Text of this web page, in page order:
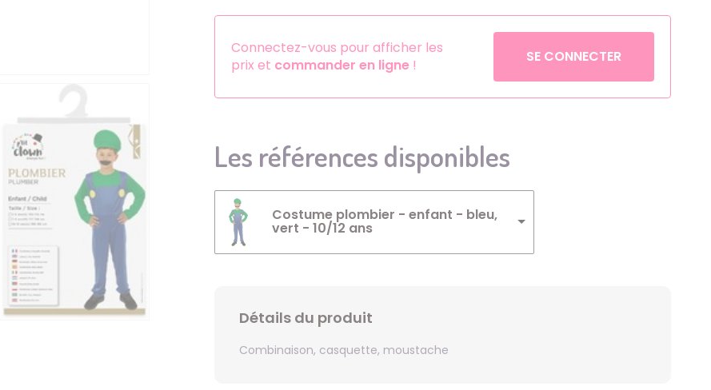
Petronix Defenders
Pokémon
Robin des Bois
Connectez-vous pour afficher les
prix et commander en ligne ! SE CONNECTER
Les références disponibles
Costume plombier - enfant - bleu,
vert - 10/12 ans
Détails du produit
Combinaison, casquette, moustache